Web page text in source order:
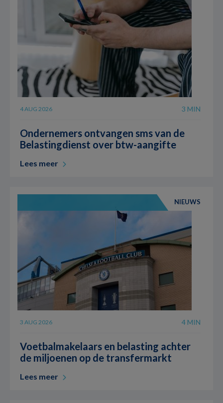
4 AUG 2026 3 MIN
Ondernemers ontvangen sms van de
Belastingdienst over btw-aangifte
Lees meer
NIEUWS
3 AUG 2026 4 MIN
Voetbalmakelaars en belasting achter
de miljoenen op de transfermarkt
Lees meer